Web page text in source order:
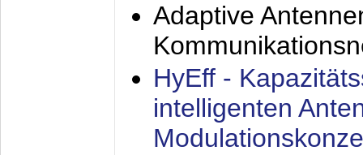
Adaptive
HyEff -
intelligenten